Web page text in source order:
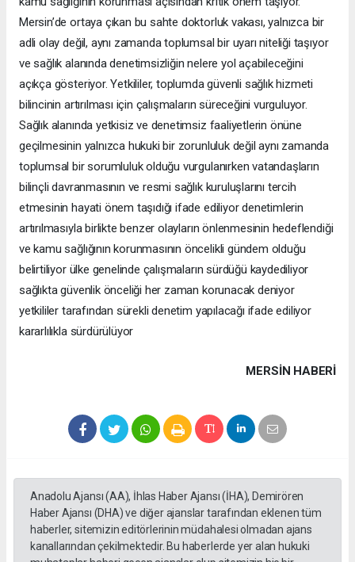
Mersin’de ortaya çıkan bu sahte doktorluk vakası, yalnızca bir
adli olay değil, aynı zamanda toplumsal bir uyarı niteliği taşıyor
ve sağlık alanında denetimsizliğin nelere yol açabileceğini
açıkça gösteriyor. Yetkililer, toplumda güvenli sağlık hizmeti
bilincinin artırılması için çalışmaların süreceğini vurguluyor.
Sağlık alanında yetkisiz ve denetimsiz faaliyetlerin önüne
geçilmesinin yalnızca hukuki bir zorunluluk değil aynı zamanda
toplumsal bir sorumluluk olduğu vurgulanırken vatandaşların
bilinçli davranmasının ve resmi sağlık kuruluşlarını tercih
etmesinin hayati önem taşıdığı ifade ediliyor denetimlerin
artırılmasıyla birlikte benzer olayların önlenmesinin hedeflendiği
ve kamu sağlığının korunmasının öncelikli gündem olduğu
belirtiliyor ülke genelinde çalışmaların sürdüğü kaydediliyor
sağlıkta güvenlik önceliği her zaman korunacak deniyor
yetkililer tarafından sürekli denetim yapılacağı ifade ediliyor
kararlılıkla sürdürülüyor
MERSIN HABERİ
Anadolu Ajansı (AA), İhlas Haber Ajansı (İHA), Demirören
Haber Ajansı (DHA) ve diğer ajanslar tarafından eklenen tüm
haberler, sitemizin editörlerinin müdahalesi olmadan ajans
kanallarından çekilmektedir. Bu haberlerde yer alan hukuki